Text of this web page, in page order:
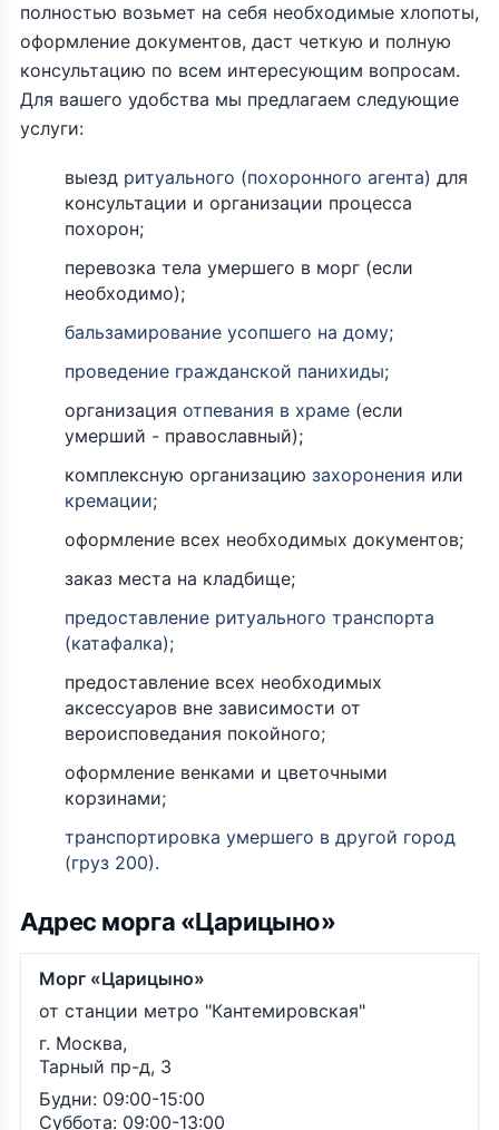
полностью возьмет на себя необходимые хлопоты,
оформление документов, даст четкую и полную
консультацию по всем интересующим вопросам.
Для вашего удобства мы предлагаем следующие
услуги:
выезд ритуального (похоронного агента) для
консультации и организации процесса
похорон;
перевозка тела умершего в морг (если
необходимо);
бальзамирование усопшего на дому;
проведение гражданской панихиды;
организация отпевания в храме (если
умерший - православный);
комплексную организацию захоронения или
кремации;
оформление всех необходимых документов;
заказ места на кладбище;
предоставление ритуального транспорта
(катафалка);
предоставление всех необходимых
аксессуаров вне зависимости от
вероисповедания покойного;
оформление венками и цветочными
корзинами;
транспортировка умершего в другой город
(груз 200).
Адрес морга «Царицыно»
Морг «Царицыно»
от станции метро "Кантемировская"
г. Москва,
Тарный пр-д, 3
Будни: 09:00-15:00
Суббота: 09:00-13:00